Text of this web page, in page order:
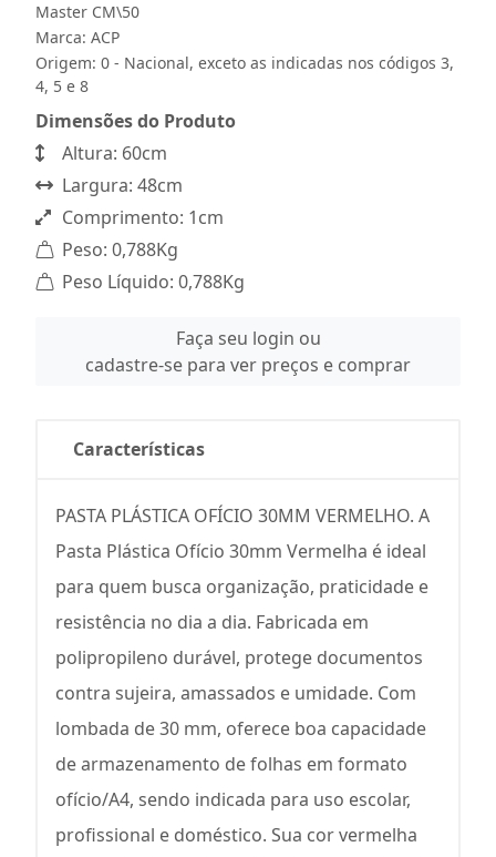
Master CM\50
Marca: ACP
Origem: 0 - Nacional, exceto as indicadas nos códigos 3,
4, 5 e 8
Dimensões do Produto
Altura: 60cm
Largura: 48cm
Comprimento: 1cm
Peso: 0,788Kg
Peso Líquido: 0,788Kg
Faça seu login ou
cadastre-se para ver preços e comprar
Características
PASTA PLÁSTICA OFÍCIO 30MM VERMELHO. A
Pasta Plástica Ofício 30mm Vermelha é ideal
para quem busca organização, praticidade e
resistência no dia a dia. Fabricada em
polipropileno durável, protege documentos
contra sujeira, amassados e umidade. Com
lombada de 30 mm, oferece boa capacidade
de armazenamento de folhas em formato
ofício/A4, sendo indicada para uso escolar,
profissional e doméstico. Sua cor vermelha